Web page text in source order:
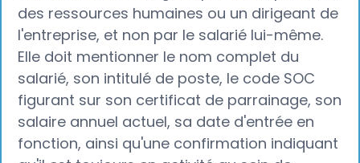
des ressources humaines ou un dirigeant de
l'entreprise, et non par le salarié lui-même.
Elle doit mentionner le nom complet du
salarié, son intitulé de poste, le code SOC
figurant sur son certificat de parrainage, son
salaire annuel actuel, sa date d'entrée en
fonction, ainsi qu'une confirmation indiquant